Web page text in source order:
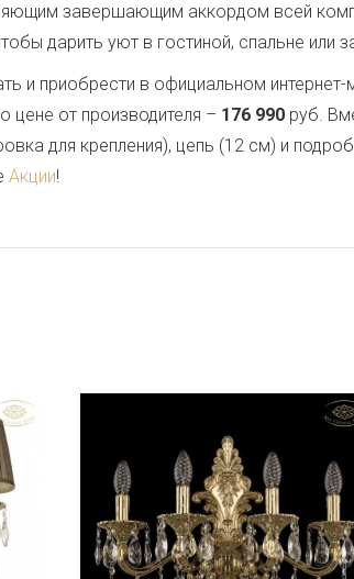
завершающим аккордом всей
дарить уют в гостиной, спальне или
и приобрести в официальном интернет-
цене от производителя – 176 990 руб.
для крепления), цепь (12 см) и
Акции!